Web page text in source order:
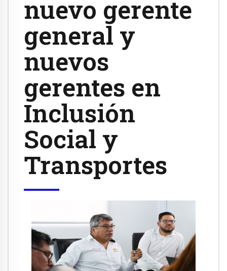
nuevo gerente
general y
nuevos
gerentes en
Inclusión
Social y
Transportes